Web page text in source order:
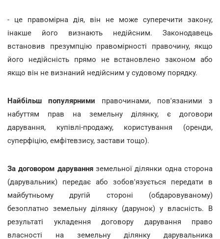
- це правомірна дія, він не може суперечити закону,
інакше його визнають недійсним. Законодавець
встановив презумпцію правомірності правочину, якщо
його недійсність прямо не встановлено законом або
якщо він не визнаний недійсним у судовому порядку.
Найбільш популярними правочинами, пов'язаними з
набуттям прав на земельну ділянку, є договори
дарування, купівлі-продажу, користування (оренди,
суперфіцію, емфітевзису, застави тощо).
За договором даруванняземельної ділянки одна сторона
(дарувальник) передає або зобов'язується передати в
майбутньому другій стороні (обдаровуваному)
безоплатно земельну ділянку (дарунок) у власність. В
результаті укладення договору дарування право
власності на земельну ділянку дарувальника